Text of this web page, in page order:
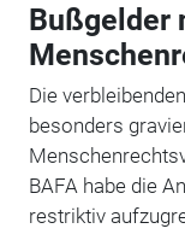
Bußgelder
Die
besonders
BAFA habe die
restriktiv